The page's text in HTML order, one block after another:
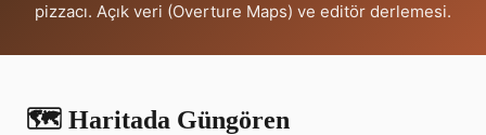
pizzacı. Açık veri (Overture Maps) ve editör derlemesi.
🗺️ Haritada Güngören